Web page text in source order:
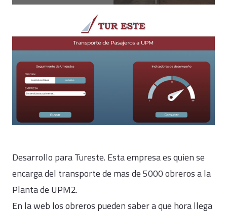
Desarrollo para Tureste. Esta empresa es quien se
encarga del transporte de mas de 5000 obreros a la
Planta de UPM2.
En la web los obreros pueden saber a que hora llega